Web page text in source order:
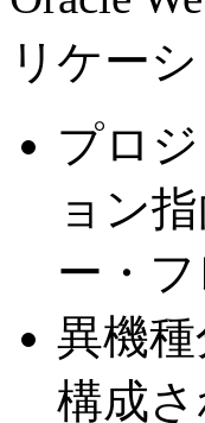
リケー
プロ
ョン
ー・
異機
構成